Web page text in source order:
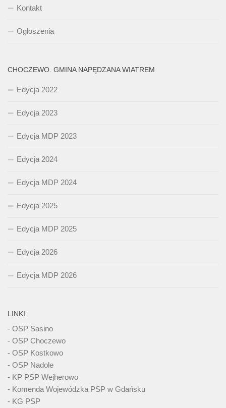
Kontakt
Ogłoszenia
CHOCZEWO. GMINA NAPĘDZANA WIATREM
Edycja 2022
Edycja 2023
Edycja MDP 2023
Edycja 2024
Edycja MDP 2024
Edycja 2025
Edycja MDP 2025
Edycja 2026
Edycja MDP 2026
LINKI:
- OSP Sasino
- OSP Choczewo
- OSP Kostkowo
- OSP Nadole
- KP PSP Wejherowo
- Komenda Wojewódzka PSP w Gdańsku
- KG PSP